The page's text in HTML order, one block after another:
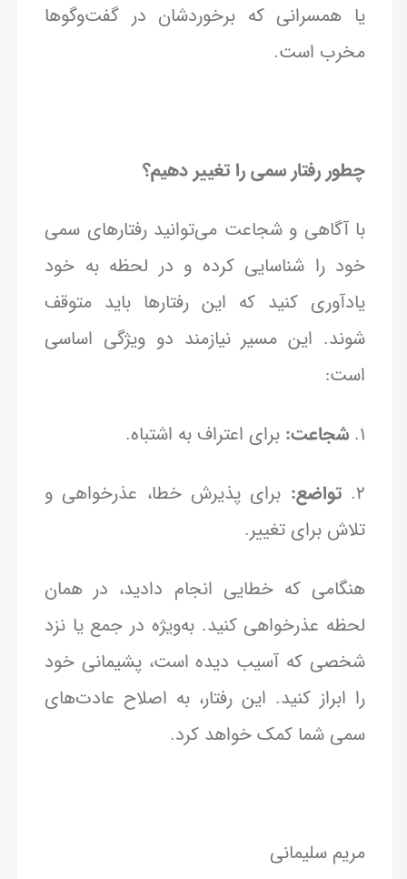
یا همسرانی که برخوردشان در گفت‌وگوها
مخرب است.
چطور رفتار سمی را تغییر دهیم؟
با آگاهی و شجاعت می‌توانید رفتارهای سمی
خود را شناسایی کرده و در لحظه به خود
یادآوری کنید که این رفتارها باید متوقف
شوند. این مسیر نیازمند دو ویژگی اساسی
است:
1. شجاعت: برای اعتراف به اشتباه.
2. تواضع: برای پذیرش خطا، عذرخواهی و
تلاش برای تغییر.
هنگامی که خطایی انجام دادید، در همان
لحظه عذرخواهی کنید. به‌ویژه در جمع یا نزد
شخصی که آسیب دیده است، پشیمانی خود
را ابراز کنید. این رفتار، به اصلاح عادت‌های
سمی شما کمک خواهد کرد.
مریم سلیمانی